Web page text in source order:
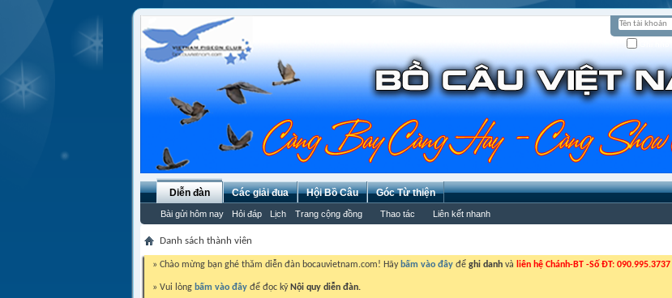
Diễn đàn
Bài gửi hôm nay Hỏi đáp Lịch Trang cộng đồng Thao tác Liên kết nhanh
Các giải đua Hội Bồ Câu Góc Từ thiện
Danh sách thành viên
» Chào mừng bạn ghé thăm diễn đàn bocauvietnam.com! Hãy bấm vào đây để ghi danh và liên hệ Chánh-BT -Số ĐT:
» Vui lòng bấm vào đây để đọc kỹ Nội quy diễn đàn.